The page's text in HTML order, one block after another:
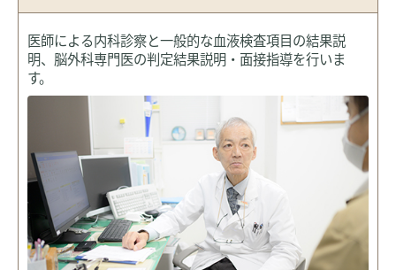
医師による内科診察と一般的な血液検査項目の結果説
明、脳外科専門医の判定結果説明・面接指導を行いま
す。